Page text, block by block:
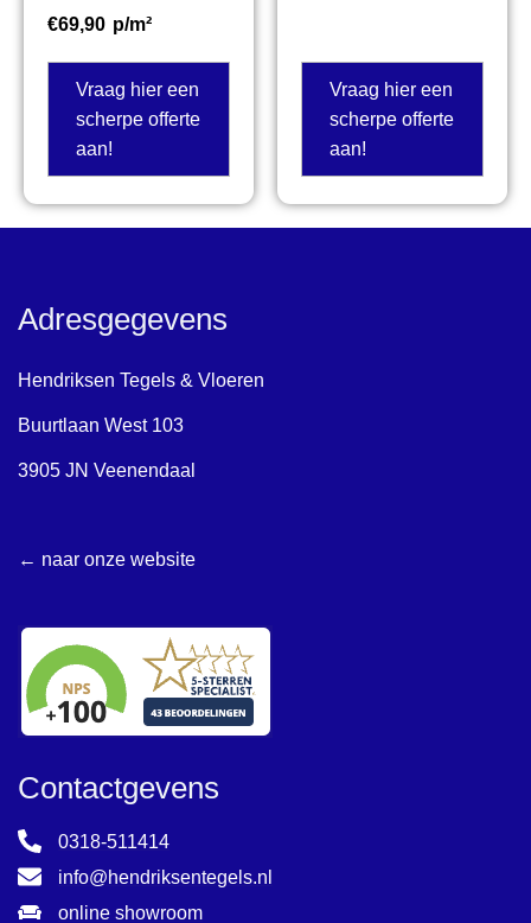
€69,90 p/m²
Vraag hier een
scherpe offerte
aan!
Vraag hier een
scherpe offerte
aan!
Adresgegevens
Hendriksen Tegels & Vloeren
Buurtlaan West 103
3905 JN Veenendaal
← naar onze website
Contactgevens
0318-511414
info@hendriksentegels.nl
online showroom